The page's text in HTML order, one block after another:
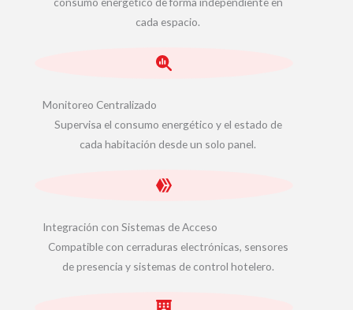
cada espacio.
Monitoreo Centralizado
Supervisa el consumo energético y el estado de
cada habitación desde un solo panel.
Integración con Sistemas de Acceso
Compatible con cerraduras electrónicas, sensores
de presencia y sistemas de control hotelero.